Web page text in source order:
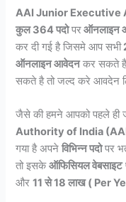
AAI Junior
कुल 364 पदोपरऑनलाइन
कर दी गई है जिसमे आप सभी
ऑनलाइन आवेदनकर सकते है
सकते है तो जल्द करे आवदेन
जैसे की हमने आपको पहले ही
Authority of India
गया है अपनेविभिन्न पदोपर
तो इसकेऑफिसियल वेबसाइट
और11 से 18 लाख ( Per